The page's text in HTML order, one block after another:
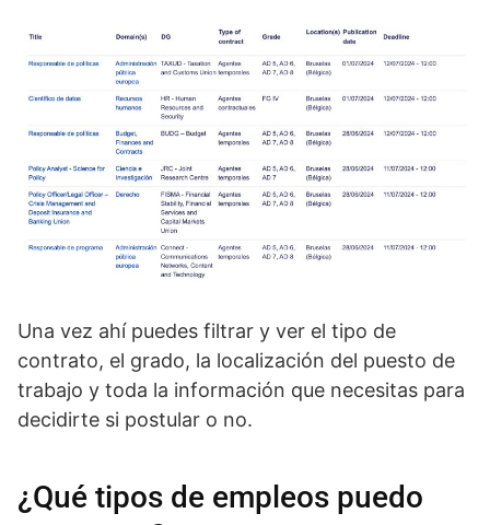
Una vez ahí puedes filtrar y ver el tipo de
contrato, el grado, la localización del puesto de
trabajo y toda la información que necesitas para
decidirte si postular o no.
¿Qué tipos de empleos puedo